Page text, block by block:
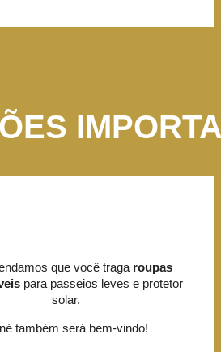
que você traga roupas
para passeios leves e protetor
solar.
também será bem-vindo!